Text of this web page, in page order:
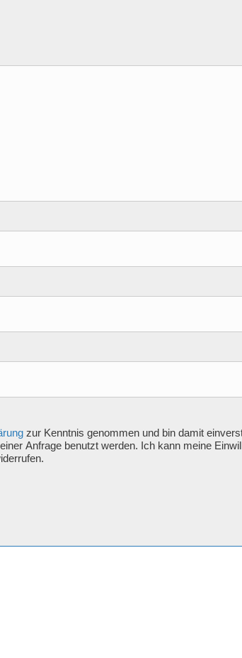
zur Kenntnis genommen und bin damit
Anfrage benutzt werden. Ich kann meine